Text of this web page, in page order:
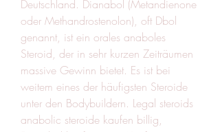
Deutschland. Dianabol (Metandienone
oder Methandrostenolon), oft Dbol
genannt, ist ein orales anaboles
Steroid, der in sehr kurzen Zeiträumen
massive Gewinn bietet. Es ist bei
weitem eines der häufigsten Steroide
unter den Bodybuildern. Legal steroids
anabolic steroide kaufen billig,